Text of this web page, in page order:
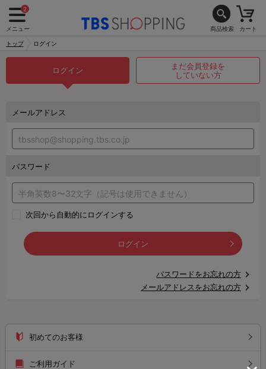
2
メニュー 商品検索 カート
トップ ログイン
ログイン
まだ会員登録を
していない方
メールアドレス
パスワード
次回から自動的にログインする
ログイン
パスワードをお忘れの方
メールアドレスをお忘れの方
初めてのお客様
ご利用ガイド